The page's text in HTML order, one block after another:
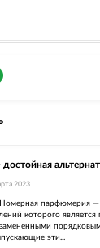
2023
парфюмерия —
которого является
замененными
эти...